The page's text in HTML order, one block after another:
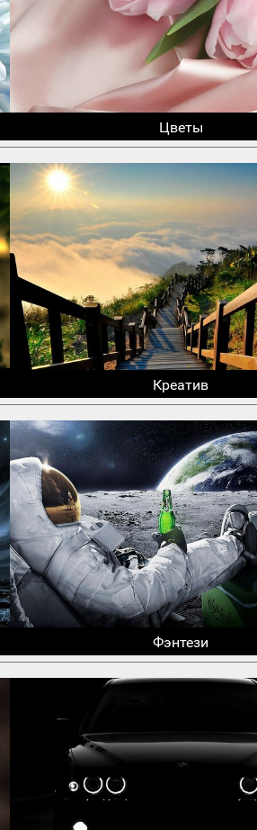
Цветы
Креатив
Фэнтези